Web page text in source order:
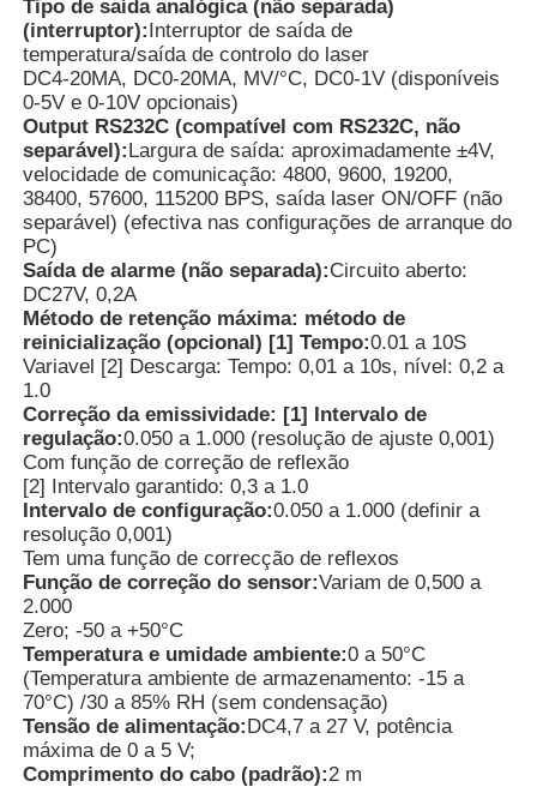
Termômetro de Fibra Óptica
Detector de emissividade infravermelha
Tipo de saída analógica (não separada)
(interruptor):Interruptor de saída de
temperatura/saída de controlo do laser
DC4-20MA, DC0-20MA, MV/°C, DC0-1V (disponíveis
0-5V e 0-10V opcionais)
Output RS232C (compatível com RS232C, não
separável):Largura de saída: aproximadamente ±4V,
velocidade de comunicação: 4800, 9600, 19200,
38400, 57600, 115200 BPS, saída laser ON/OFF (não
separável) (efectiva nas configurações de arranque do
PC)
Saída de alarme (não separada):Circuito aberto:
DC27V, 0,2A
Método de retenção máxima: método de
reinicialização (opcional) [1] Tempo:0.01 a 10S
Variavel [2] Descarga: Tempo: 0,01 a 10s, nível: 0,2 a
1.0
Correção da emissividade: [1] Intervalo de
regulação:0.050 a 1.000 (resolução de ajuste 0,001)
Com função de correção de reflexão
[2] Intervalo garantido: 0,3 a 1.0
Intervalo de configuração:0.050 a 1.000 (definir a
resolução 0,001)
Tem uma função de correcção de reflexos
Função de correção do sensor:Variam de 0,500 a
2.000
Zero; -50 a +50°C
Temperatura e umidade ambiente:0 a 50°C
(Temperatura ambiente de armazenamento: -15 a
70°C) /30 a 85% RH (sem condensação)
Tensão de alimentação:DC4,7 a 27 V, potência
máxima de 0 a 5 V;
Comprimento do cabo (padrão):2 m